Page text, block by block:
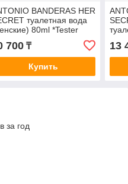
BANDERAS HER
туалетная вода
80ml *Tester
700₸
Купить
13
за год